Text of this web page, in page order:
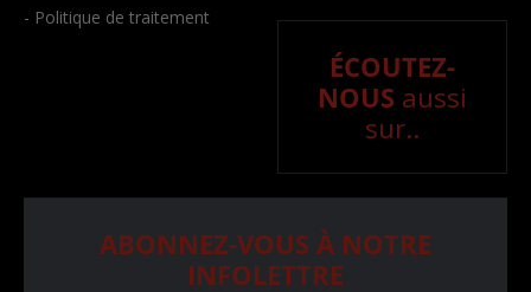
- Politique de traitement
ÉCOUTEZ-
NOUS aussi
sur..
ABONNEZ-VOUS À NOTRE
INFOLETTRE